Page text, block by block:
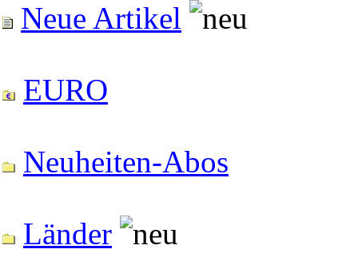
Neue Artikel
EURO
Neuheiten-Abos
Länder